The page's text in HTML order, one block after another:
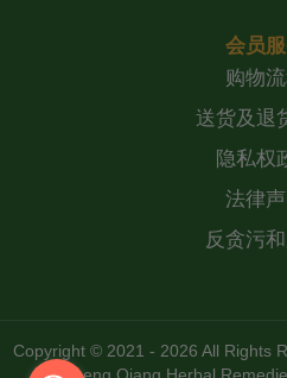
会员
购物
送货及退
隐私权
法律
反贪污
Copyright © 2021 - 2026 All Rights